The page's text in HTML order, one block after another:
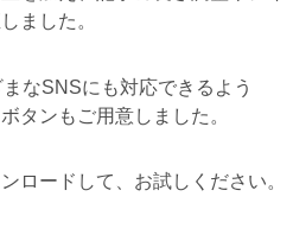
ました。
なSNSにも対応できるよう
タンもご用意しました。
ロードして、お試しください。